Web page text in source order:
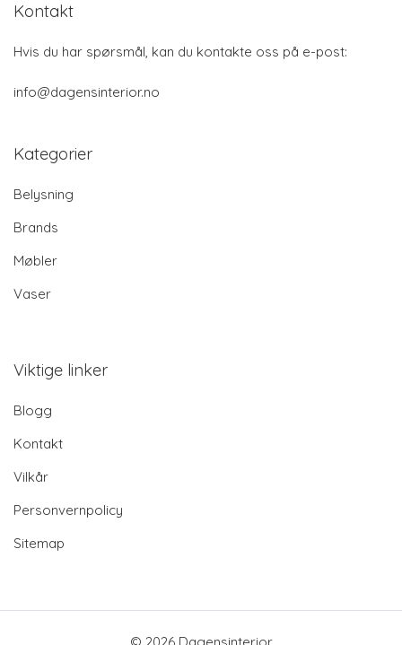
Kontakt
Hvis du har spørsmål, kan du kontakte oss på e-post:
info@dagensinterior.no
Kategorier
Belysning
Brands
Møbler
Vaser
Viktige linker
Blogg
Kontakt
Vilkår
Personvernpolicy
Sitemap